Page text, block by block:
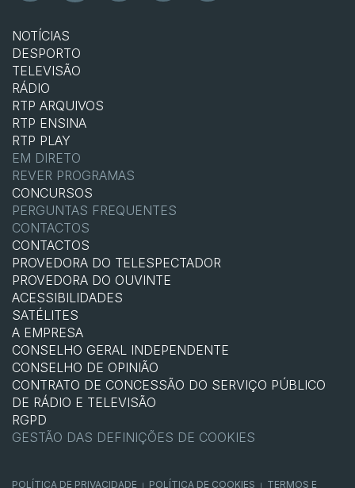
NOTÍCIAS
DESPORTO
TELEVISÃO
RÁDIO
RTP ARQUIVOS
RTP ENSINA
RTP PLAY
EM DIRETO
REVER PROGRAMAS
CONCURSOS
PERGUNTAS FREQUENTES
CONTACTOS
CONTACTOS
PROVEDORA DO TELESPECTADOR
PROVEDORA DO OUVINTE
ACESSIBILIDADES
SATÉLITES
A EMPRESA
CONSELHO GERAL INDEPENDENTE
CONSELHO DE OPINIÃO
CONTRATO DE CONCESSÃO DO SERVIÇO PÚBLICO
DE RÁDIO E TELEVISÃO
RGPD
GESTÃO DAS DEFINIÇÕES DE COOKIES
POLÍTICA DE PRIVACIDADE POLÍTICA DE COOKIES TERMOS E